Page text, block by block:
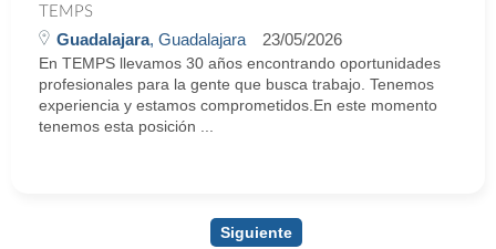
TEMPS
Guadalajara, Guadalajara 23/05/2026
En TEMPS llevamos 30 años encontrando oportunidades
profesionales para la gente que busca trabajo. Tenemos
experiencia y estamos comprometidos.En este momento
tenemos esta posición ...
Siguiente